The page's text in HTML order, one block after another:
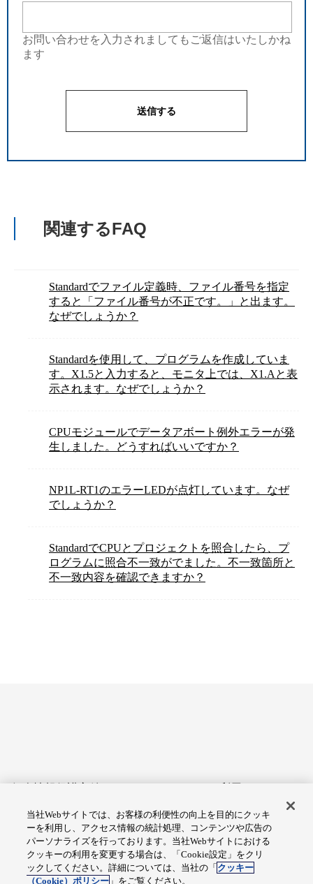
お問い合わせを入力されましてもご返信はいたしかね
ます
関連するFAQ
Standardでファイル定義時、ファイル番号を指定
すると「ファイル番号が不正です。」と出ます。
なぜでしょうか？
Standardを使用して、プログラムを作成していま
す。X1.5と入力すると、モニタ上では、X1.Aと表
示されます。なぜでしょうか？
CPUモジュールでデータアボート例外エラーが発
生しました。どうすればいいですか？
NP1L-RT1のエラーLEDが点灯しています。なぜ
でしょうか？
StandardでCPUとプロジェクトを照合したら、プ
ログラムに照合不一致がでました。不一致箇所と
不一致内容を確認できますか？
アクセシビリティへの対応
Cookie設定
総合サイトマップ
当社Webサイトでは、お客様の利便性の向上を目的にクッキ
ーを利用し、アクセス情報の統計処理、コンテンツや広告の
パーソナライズを行っております。当社Webサイトにおける
クッキーの利用を変更する場合は、「Cookie設定」をクリ
ックしてください。詳細については、当社の「 クッキー
（Cookie）ポリシー 」をご覧ください。